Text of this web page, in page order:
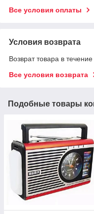
Все условия оплаты
Условия возврата
Возврат товара в
Все условия возврата
Подобные товары